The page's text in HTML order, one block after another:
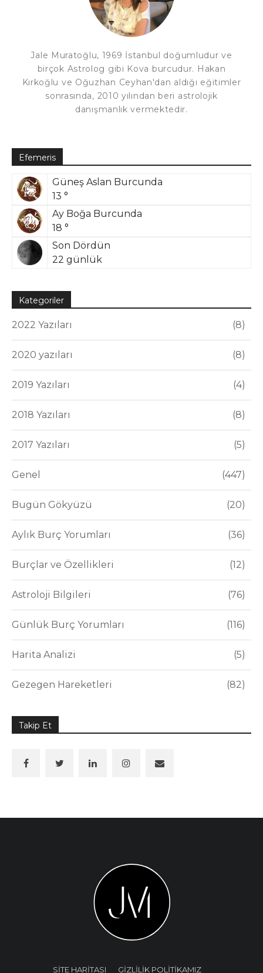
Jale Muratoğlu, 1969 İstanbul doğumludur ve
birçok Astrolog gibi Kova burcudur. Hakan
Kırkoğlu ve Oğuzhan Ceyhan'dan aldığı eğitimler
sonrasında, 2010 yılından beri astrolojik
danışmanlık vermektedir.
Efemeris
Güneş Aslan Burcunda
13 °
Ay Boğa Burcunda
18 °
Son Dördün
22 günlük
Kategoriler
2022 Yazıları 8
2020 yazıları 8
2019 Yazıları 4
2018 Yazıları 8
2017 Yazıları 5
Genel 447
Bugün Gökyüzü 20
Aylık Burç Yorumları 36
Burçlar ve Özellikleri 12
Astroloji Bilgileri 76
Günlük Burç Yorumları 116
Harita Analizi 5
Gezegen Hareketleri 82
Takip Et
SİTE HARİTASI GİZLİLİK POLİTİKAMIZ